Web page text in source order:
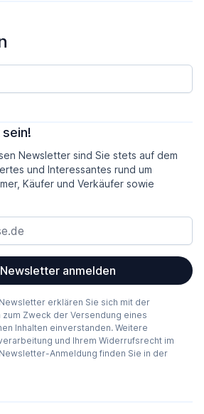
Newsletter sind Sie stets auf dem
und Interessantes rund um
Käufer und Verkäufer sowie
anmelden
erklären Sie sich mit der
Zweck der Versendung eines
Inhalten einverstanden. Weitere
und Ihrem Widerrufsrecht im
Anmeldung finden Sie in der